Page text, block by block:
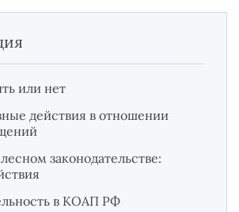
или нет
действия в отношении
законодательстве:
в КОАП РФ